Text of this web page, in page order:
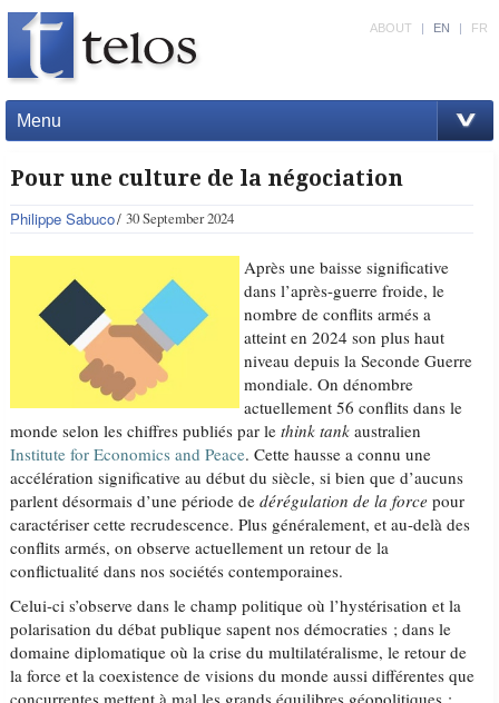
Menu
ABOUT | EN | FR
Pour une culture de la négociation
Philippe Sabuco 30 September 2024
Après une baisse significative
dans l’après-guerre froide, le
nombre de conflits armés a
atteint en 2024 son plus haut
niveau depuis la Seconde Guerre
mondiale. On dénombre
actuellement 56 conflits dans le
monde selon les chiffres publiés par lethink tank australien
Institute for Economics and Peace. Cette hausse a connu une
accélération significative au début du siècle, si bien que d’aucuns
parlent désormais d’une période dedérégulation de la force pour
caractériser cette recrudescence. Plus généralement, et au-delà des
conflits armés, on observe actuellement un retour de la
conflictualité dans nos sociétés contemporaines.
Celui-ci s’observe dans le champ politique où l’hystérisation et la
polarisation du débat publique sapent nos démocraties ; dans le
domaine diplomatique où la crise du multilatéralisme, le retour de
la force et la coexistence de visions du monde aussi différentes que
concurrentes mettent à mal les grands équilibres géopolitiques ;